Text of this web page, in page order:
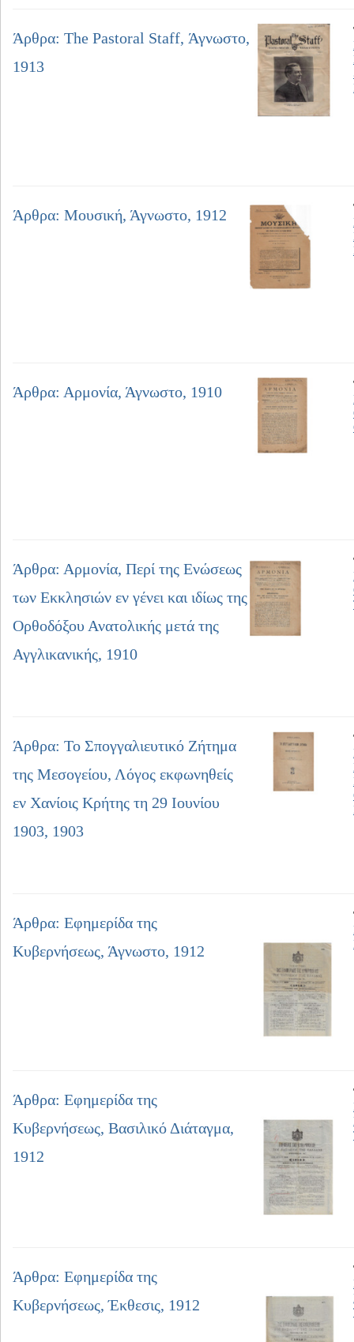
Άρθρα: The Pastoral Staff, Άγνωστο,
1913
Άρθρα: Μουσική, Άγνωστο, 1912
Άρθρα: Αρμονία, Άγνωστο, 1910
Άρθρα: Αρμονία, Περί της Ενώσεως
των Εκκλησιών εν γένει και ιδίως της
Ορθοδόξου Ανατολικής μετά της
Αγγλικανικής, 1910
Άρθρα: Το Σπογγαλιευτικό Ζήτημα
της Μεσογείου, Λόγος εκφωνηθείς
εν Χανίοις Κρήτης τη 29 Ιουνίου
1903, 1903
Άρθρα: Εφημερίδα της
Κυβερνήσεως, Άγνωστο, 1912
Άρθρα: Εφημερίδα της
Κυβερνήσεως, Βασιλικό Διάταγμα,
1912
Άρθρα: Εφημερίδα της
Κυβερνήσεως, Έκθεσις, 1912